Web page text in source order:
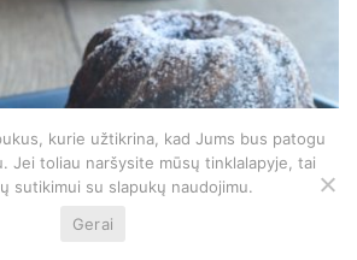
kurie užtikrina, kad Jums bus patogu
Jei toliau naršysite mūsų tinklalapyje, tai
sutikimui su slapukų naudojimu.
Gerai